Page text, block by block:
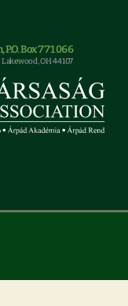
Box 771066
Lakewood, OH 44107